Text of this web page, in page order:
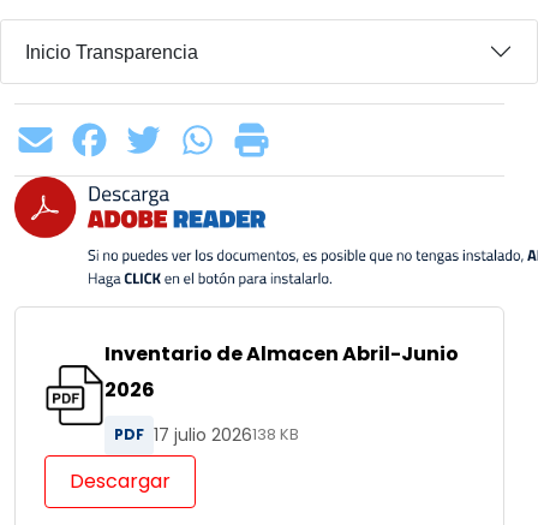
Inicio Transparencia
Inventario de Almacen Abril-Junio
2026
PDF 17 julio 2026138 KB
Descargar